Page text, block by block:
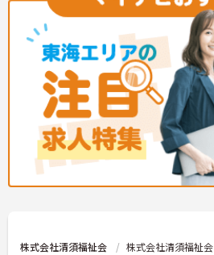
株式会社清須福祉会 株式会社清須福祉会